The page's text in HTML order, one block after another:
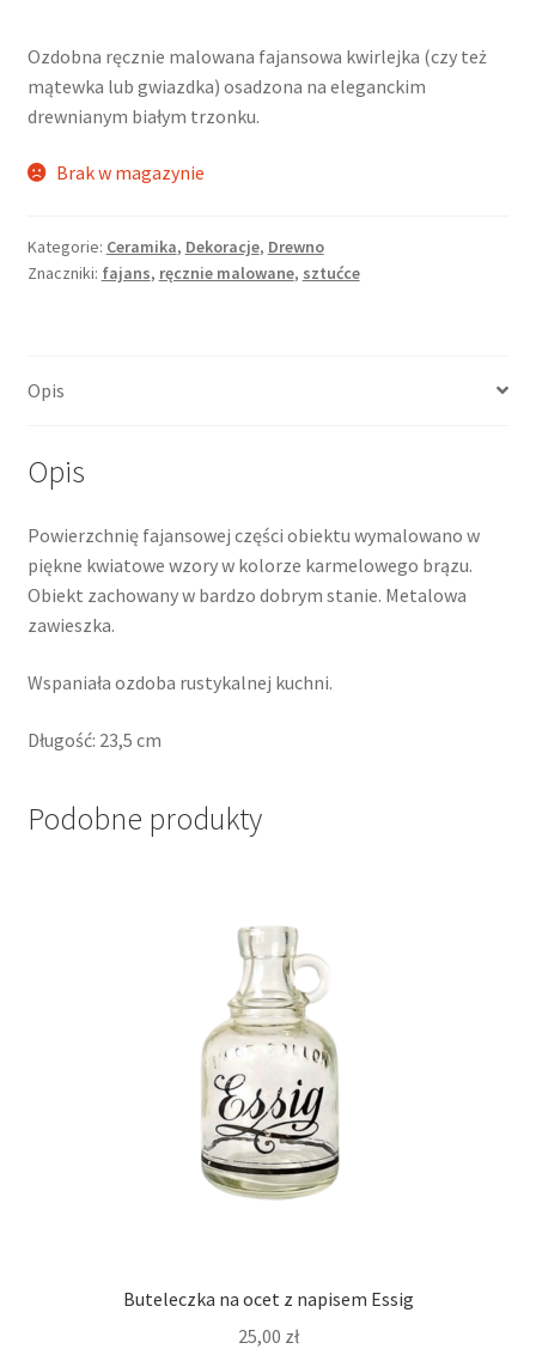
Ozdobna ręcznie malowana fajansowa kwirlejka (czy też
mątewka lub gwiazdka) osadzona na eleganckim
drewnianym białym trzonku.
Brak w magazynie
Kategorie: Ceramika, Dekoracje, Drewno
Znaczniki: fajans, ręcznie malowane, sztućce
Opis
Opis
Powierzchnię fajansowej części obiektu wymalowano w
piękne kwiatowe wzory w kolorze karmelowego brązu.
Obiekt zachowany w bardzo dobrym stanie. Metalowa
zawieszka.
Wspaniała ozdoba rustykalnej kuchni.
Długość: 23,5 cm
Podobne produkty
Buteleczka na ocet z napisem Essig
25,00 zł